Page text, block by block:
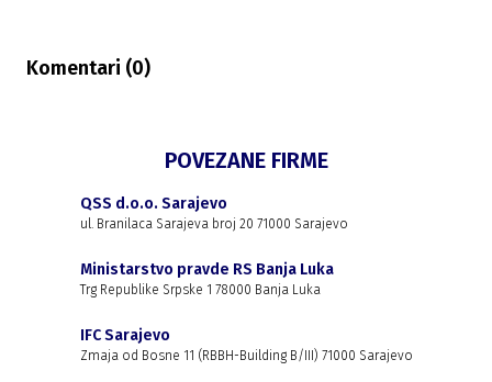
Komentari (0)
POVEZANE FIRME
QSS d.o.o. Sarajevo
ul. Branilaca Sarajeva broj 20 71000 Sarajevo
Ministarstvo pravde RS Banja Luka
Trg Republike Srpske 1 78000 Banja Luka
IFC Sarajevo
Zmaja od Bosne 11 (RBBH-Building B/III) 71000 Sarajevo